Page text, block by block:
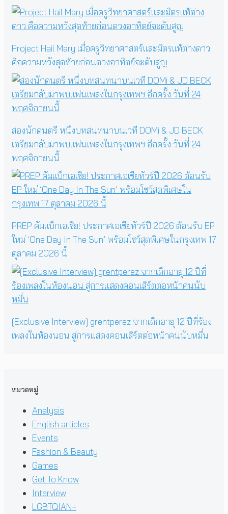
Project Hail Mary เมื่อครูวิทยาศาสตร์และมิตรแท้ต่างดาว
คือความหวังสุดท้ายก่อนดวงอาทิตย์จะดับสูญ
สองนักดนตรี หนึ่งบทสนทนาบนเวที DOMi & JD BECK
เตรียมกลับมาพบแฟนเพลงในกรุงเทพฯ อีกครั้ง วันที่ 24
พฤศจิกายนนี้
PREP คัมแบ็กเอเชีย! ประกาศเอเชียทัวร์ปี 2026 ต้อนรับ EP
ใหม่ ‘One Day In The Sun’ พร้อมโชว์สุดพิเศษในกรุงเทพ 17
ตุลาคม 2026 นี้
[Exclusive Interview] grentperez จากเด็กอายุ 12 ปีที่ร้อง
เพลงในห้องนอน สู่การแสดงคอนเสิร์ตต่อหน้าคนนับหมื่น
หมวดหมู่
Analysis
English articles
Events
Fashion & Beauty
Games
Get To Know
Interview
LGBTQIAN+